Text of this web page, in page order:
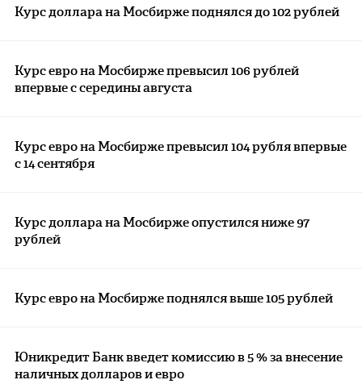
Курс доллара на Мосбирже поднялся до 102 рублей
Курс евро на Мосбирже превысил 106 рублей
впервые с середины августа
Курс евро на Мосбирже превысил 104 рубля впервые
с 14 сентября
Курс доллара на Мосбирже опустился ниже 97
рублей
Курс евро на Мосбирже поднялся выше 105 рублей
Юникредит Банк введет комиссию в 5 % за внесение
наличных долларов и евро